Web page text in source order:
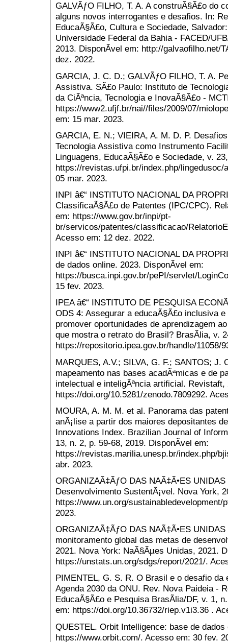
GALVÃƒO FILHO, T. A. A construÃ§Ã£o do
alguns novos interrogantes e desafios. In:
EducaÃ§Ã£o, Cultura e Sociedade,
Universidade Federal da Bahia - FACED/
2013. DisponÃ­vel em: http://galvaofilho.net/
dez. 2022.
GARCIA, J. C. D.; GALVÃƒO FILHO, T. A.
Assistiva. SÃ£o Paulo: Instituto de
da CiÃªncia, Tecnologia e InovaÃ§Ã£o -
https://www2.ufjf.br/nai//files/2009/07/
em: 15 mar. 2023.
GARCIA, E. N.; VIEIRA, A. M. D. P.
Tecnologia Assistiva como Instrumento
Linguagens, EducaÃ§Ã£o e Sociedade, v.
https://revistas.ufpi.br/index.php/
05 mar. 2023.
INPI â€“ INSTITUTO NACIONAL DA
ClassificaÃ§Ã£o de Patentes (IPC/CPC).
em: https://www.gov.br/inpi/pt-
br/servicos/patentes/classificacao/
Acesso em: 12 dez. 2022.
INPI â€“ INSTITUTO NACIONAL DA
de dados online. 2023. DisponÃ­vel em:
https://busca.inpi.gov.br/pePI/servlet/
15 fev. 2023.
IPEA â€“ INSTITUTO DE PESQUISA
ODS 4: Assegurar a educaÃ§Ã£o inclusiva
promover oportunidades de aprendizagem
que mostra o retrato do Brasil? BrasÃ­lia, v.
https://repositorio.ipea.gov.br/handle/11058/
MARQUES, A.V.; SILVA, G. F.; SANTOS;
mapeamento nas bases acadÃªmicas e de
intelectual e inteligÃªncia artificial.
https://doi.org/10.5281/zenodo.7809292.
MOURA, A. M. M. et al. Panorama das
anÃ¡lise a partir dos maiores depositantes
Innovations Index. Brazilian Journal of
13, n. 2, p. 59-68, 2019. DisponÃ­vel em:
https://revistas.marilia.unesp.br/index.php/
abr. 2023.
ORGANIZAÃ‡ÃƒO DAS NAÃ‡Ã•ES
Desenvolvimento SustentÃ¡vel. Nova York,
https://www.un.org/sustainabledevelopment/
2023.
ORGANIZAÃ‡ÃƒO DAS NAÃ‡Ã•ES
monitoramento global das metas de
2021. Nova York: NaÃ§Ãµes Unidas, 2021.
https://unstats.un.org/sdgs/report/2021/.
PIMENTEL, G. S. R. O Brasil e o desafio da
Agenda 2030 da ONU. Rev. Nova Paideia -
EducaÃ§Ã£o e Pesquisa BrasÃ­lia/DF, v. 1,
em: https://doi.org/10.36732/riep.v1i3.36 .
QUESTEL. Orbit Intelligence: base de
https://www.orbit.com/. Acesso em: 30 fev.